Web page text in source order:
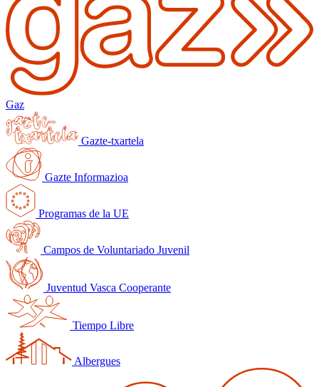
Gaz
Gazte-txartela
Gazte Informazioa
Programas de la UE
Campos de Voluntariado Juvenil
Juventud Vasca Cooperante
Tiempo Libre
Albergues